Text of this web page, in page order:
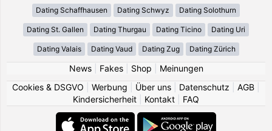
Dating Schaffhausen Dating Schwyz Dating Solothurn
Dating St. Gallen Dating Thurgau Dating Ticino Dating Uri
Dating Valais Dating Vaud Dating Zug Dating Zürich
News| Fakes| Shop
Meinungen
Cookies & DSGVO
Werbung Über uns Datenschutz AGB
Kindersicherheit
Kontakt FAQ